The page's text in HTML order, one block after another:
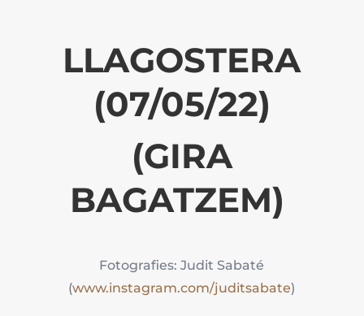
LLAGOSTERA
(07/05/22)
(GIRA
BAGATZEM)
Fotografies: Judit Sabaté
(www.instagram.com/juditsabate)